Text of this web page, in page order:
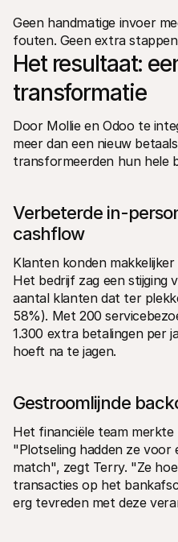
Geen handmatige invoer
fouten. Geen extra
Het resultaat:
transformatie
Door Mollie en Odoo te
meer dan een nieuw
transformeerden hun hele
Verbeterde in-
cashflow
Klanten konden
Het bedrijf zag een stijging
aantal klanten dat ter
58%). Met 200
1.300 extra betalingen per
hoeft na te jagen.
Gestroomlijnde
Het financiële team merkte
"Plotseling hadden ze voor
match", zegt Terry. "Ze
transacties op het
erg tevreden met deze